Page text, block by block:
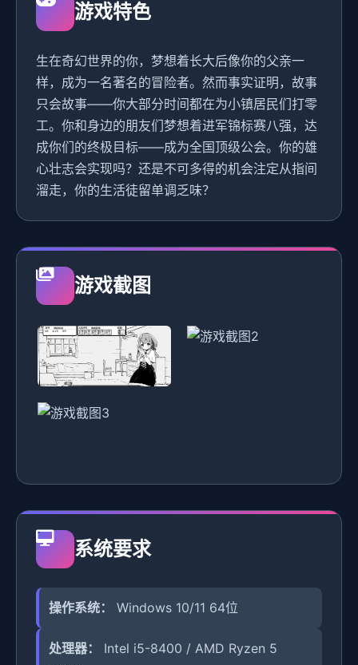
游戏特色
生在奇幻世界的你，梦想着长大后像你的父亲一
样，成为一名著名的冒险者。然而事实证明，故事
只会故事——你大部分时间都在为小镇居民们打零
工。你和身边的朋友们梦想着进军锦标赛八强，达
成你们的终极目标——成为全国顶级公会。你的雄
心壮志会实现吗？还是不可多得的机会注定从指间
溜走，你的生活徒留单调乏味？
游戏截图
系统要求
操作系统： Windows 10/11 64位
处理器：
Intel i5-8400 / AMD Ryzen 5